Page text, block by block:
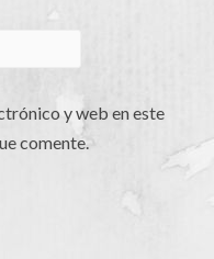
y web en este
comente.